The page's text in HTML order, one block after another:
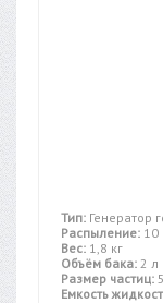
Тип: Генератор
Распыление: 10
Вес: 1,8 кг
Объём бака: 2 л
Размер частиц:
Емкость